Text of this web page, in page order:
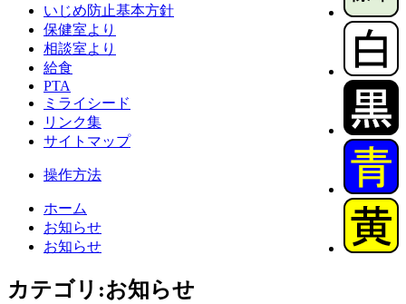
いじめ防止基本方針
保健室より
相談室より
給食
PTA
ミライシード
リンク集
サイトマップ
操作方法
ホーム
お知らせ
お知らせ
カテゴリ:お知らせ